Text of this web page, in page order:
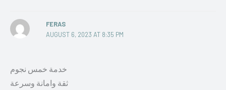
FERAS
AUGUST 6, 2023 AT 8:35 PM
خدمة خمس نجوم
ثقة وامانة وسرعة